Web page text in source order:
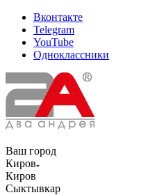
Вконтакте
Telegram
YouTube
Одноклассники
Ваш город
Киров
Киров
Сыктывкар